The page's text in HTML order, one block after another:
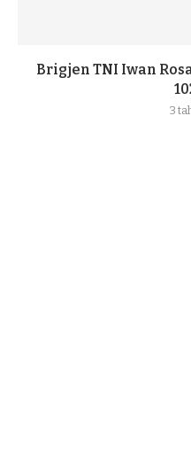
Brigjen TNI Iwan
3